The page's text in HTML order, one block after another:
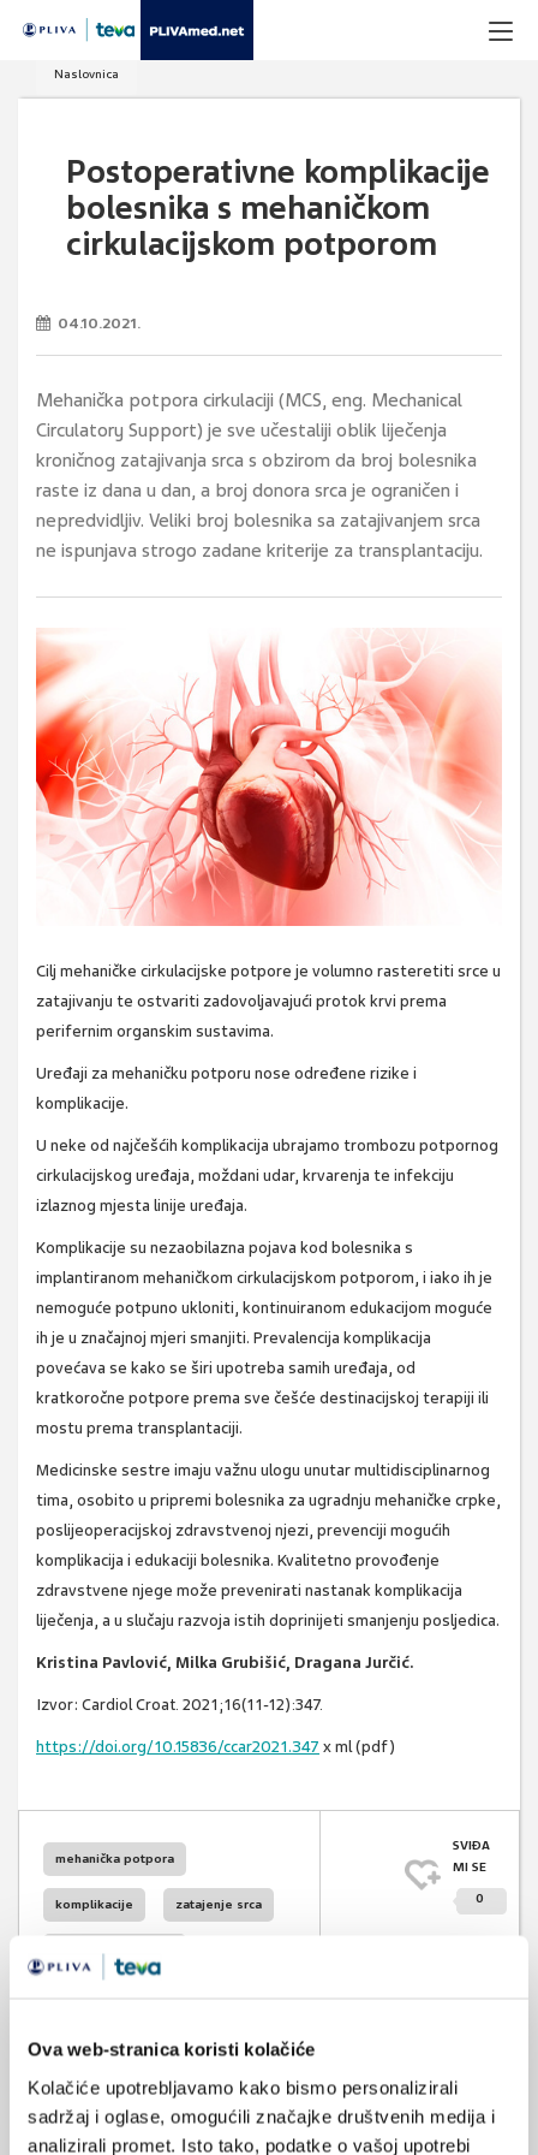
Ova web-stranica koristi kolačiće
Kolačiće upotrebljavamo kako bismo personalizirali
sadržaj i oglase, omogućili značajke društvenih medija i
analizirali promet. Isto tako, podatke o vašoj upotrebi
Naslovnica
Postoperativne komplikacije
bolesnika s mehaničkom
cirkulacijskom potporom
04.10.2021.
Mehanička potpora cirkulaciji (MCS, eng. Mechanical
Circulatory Support) je sve učestaliji oblik liječenja
kroničnog zatajivanja srca s obzirom da broj bolesnika
raste iz dana u dan, a broj donora srca je ograničen i
nepredvidljiv. Veliki broj bolesnika sa zatajivanjem srca
ne ispunjava strogo zadane kriterije za transplantaciju.
Cilj mehaničke cirkulacijske potpore je volumno rasteretiti srce u
zatajivanju te ostvariti zadovoljavajući protok krvi prema
perifernim organskim sustavima.
Uređaji za mehaničku potporu nose određene rizike i
komplikacije.
U neke od najčešćih komplikacija ubrajamo trombozu potpornog
cirkulacijskog uređaja, moždani udar, krvarenja te infekciju
izlaznog mjesta linije uređaja.
Komplikacije su nezaobilazna pojava kod bolesnika s
implantiranom mehaničkom cirkulacijskom potporom, i iako ih je
nemoguće potpuno ukloniti, kontinuiranom edukacijom moguće
ih je u značajnoj mjeri smanjiti. Prevalencija komplikacija
povećava se kako se širi upotreba samih uređaja, od
kratkoročne potpore prema sve češće destinacijskoj terapiji ili
mostu prema transplantaciji.
Medicinske sestre imaju važnu ulogu unutar multidisciplinarnog
tima, osobito u pripremi bolesnika za ugradnju mehaničke crpke,
poslijeoperacijskoj zdravstvenoj njezi, prevenciji mogućih
komplikacija i edukaciji bolesnika. Kvalitetno provođenje
zdravstvene njege može prevenirati nastanak komplikacija
liječenja, a u slučaju razvoja istih doprinijeti smanjenju posljedica.
Kristina Pavlović, Milka Grubišić, Dragana Jurčić.
Izvor: Cardiol Croat. 2021;16(11-12):347.
https://doi.org/10.15836/ccar2021.347 x ml (pdf)
mehanička potpora
komplikacije zatajenje srca
transplantacija srca
SVIĐA
MI SE
0
VEZANI SADRŽAJ